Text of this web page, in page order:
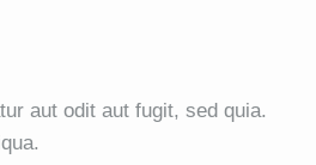
aut odit aut fugit, sed quia.